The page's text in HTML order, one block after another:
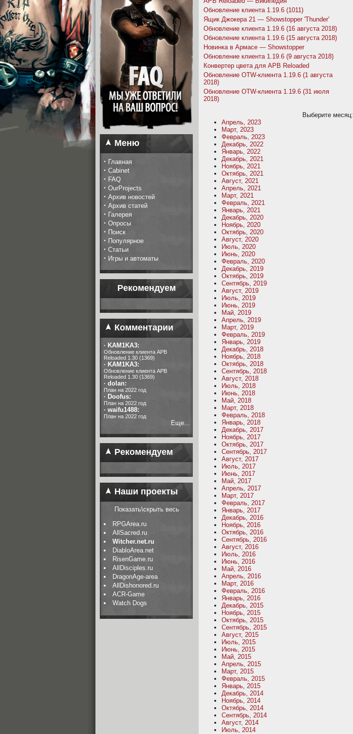
Меню
· Главная
· Cabinet
· FAQ
· OurProjects
· Архив новостей
· Архив статей
· Галерея
· Опросы
· Поиск
· Популярное
· Статьи
· Игры и автоматы
Рекомендуем
Комментарии
· KAM1KA3:
Обновление клиента APB
Reloaded 1.30 (1369)
· KAM1KA3:
Обновление клиента APB
Reloaded 1.30 (1369)
· dolan:
План на 2022 год
· Doofus:
План на 2022 год
· waifu1488:
План на 2022 год
Еще...
Рекомендуем
Наши проекты
Показать\скрыть весь
RPGArea.ru
AllSacred.ru
Witcher.net.ru
DiabloArea.net
RisenGame.ru
AllDisciples.ru
DragonAge-area
AllDishonored.ru
ACR-Game
Watch Dogs
Обновление клиента 1.19.6 (1011)
Ящик Джокера 21 — Showstopper 'Thunder'
Обновление клиента 1.19.6 (16 августа 2018)
Обновление клиента 1.19.6 (15 августа 2018)
Новинка в Армасе — Showstopper
Обновление клиента 1.19.6 (9 августа 2018)
Конвертер цвета для APB Reloaded
Обновление OTW-клиента 1.19.6 (1 августа
2018)
Обновление OTW-клиента 1.19.6 (31 июля
2018)
Выберите месяц:
Апрель, 2023
Март, 2023
Февраль, 2023
Декабрь, 2022
Январь, 2022
Декабрь, 2021
Ноябрь, 2021
Октябрь, 2021
Август, 2021
Апрель, 2021
Март, 2021
Февраль, 2021
Январь, 2021
Декабрь, 2020
Ноябрь, 2020
Октябрь, 2020
Август, 2020
Июль, 2020
Июнь, 2020
Февраль, 2020
Декабрь, 2019
Октябрь, 2019
Сентябрь, 2019
Август, 2019
Июль, 2019
Июнь, 2019
Май, 2019
Апрель, 2019
Март, 2019
Февраль, 2019
Январь, 2019
Декабрь, 2018
Ноябрь, 2018
Октябрь, 2018
Сентябрь, 2018
Август, 2018
Июль, 2018
Июнь, 2018
Май, 2018
Март, 2018
Февраль, 2018
Январь, 2018
Декабрь, 2017
Ноябрь, 2017
Октябрь, 2017
Сентябрь, 2017
Август, 2017
Июль, 2017
Июнь, 2017
Май, 2017
Апрель, 2017
Март, 2017
Февраль, 2017
Январь, 2017
Декабрь, 2016
Ноябрь, 2016
Октябрь, 2016
Сентябрь, 2016
Август, 2016
Июль, 2016
Июнь, 2016
Май, 2016
Апрель, 2016
Март, 2016
Февраль, 2016
Январь, 2016
Декабрь, 2015
Ноябрь, 2015
Октябрь, 2015
Сентябрь, 2015
Август, 2015
Июль, 2015
Июнь, 2015
Май, 2015
Апрель, 2015
Март, 2015
Февраль, 2015
Январь, 2015
Декабрь, 2014
Ноябрь, 2014
Октябрь, 2014
Сентябрь, 2014
Август, 2014
Июль, 2014